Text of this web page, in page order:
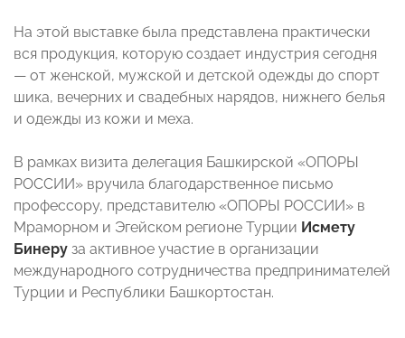
На этой выставке была представлена практически
вся продукция, которую создает индустрия сегодня
— от женской, мужской и детской одежды до спорт
шика, вечерних и свадебных нарядов, нижнего белья
и одежды из кожи и меха.
В рамках визита делегация Башкирской «ОПОРЫ
РОССИИ» вручила благодарственное письмо
профессору, представителю «ОПОРЫ РОССИИ» в
Мраморном и Эгейском регионе Турции Исмету
Бинеру за активное участие в организации
международного сотрудничества предпринимателей
Турции и Республики Башкортостан.